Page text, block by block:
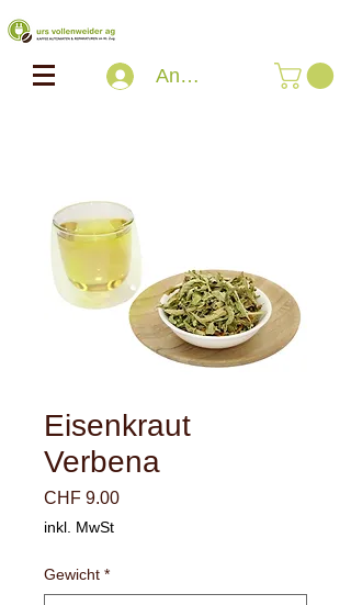
Anmelden
Eisenkraut
Verbena
CHF 9.00Preis
inkl. MwSt
Gewicht *